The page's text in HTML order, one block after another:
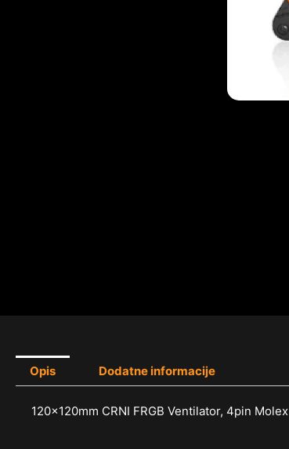
Opis Dodatne informacije
120x120mm CRNI FRGB Ventilator, 4pin Molex